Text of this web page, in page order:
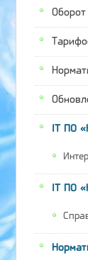
Оборот
IT ПО
IT ПО